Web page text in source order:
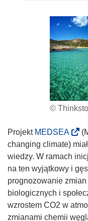
©
Projekt MEDSEA
o
d
n
o
ś
n
i
changing climate)
wiedzy. W ramach
na ten wyjątkowy i
prognozowanie
biologicznych i
wzrostem CO2 w
zmianami chemii